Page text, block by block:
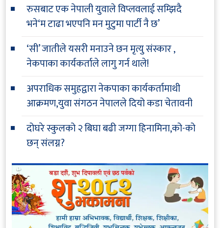
रुसबाट एक नेपाली युवाले विप्लवलाई सम्झिदै
भने‘म टाढा भएपनि मन मुटुमा पार्टी नै छ’
‘सी’ जातीले यसरी मनाउने छन मृत्यु संस्कार ,
नेकपाका कार्यकर्ताले लागु गर्न थाले!
अपराधिक समुहद्वारा नेकपाका कार्यकर्तामाथी
आक्रमण,युवा संगठन नेपालले दियो कडा चेतावनी
दोघरे स्कुलको २ बिघा बढी जग्गा हिनामिना,को-को
छन् संलग्न?